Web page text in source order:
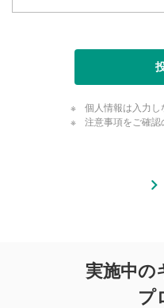
個人情報は入力し
注意事項をご確認
投稿
実施中の
プ